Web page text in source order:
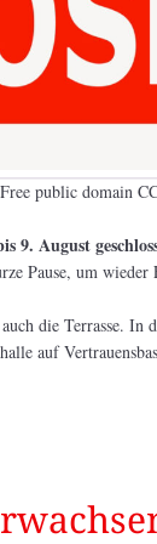
public domain
9. August
Pause, um
die Terrasse. In
auf